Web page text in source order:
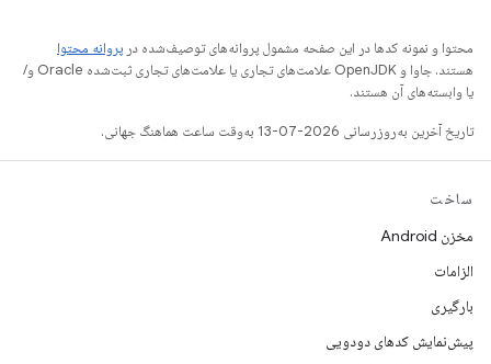
محتوا و نمونه کدها در این صفحه مشمول پروانه‌های توصیف‌شده در پروانه محتوا
هستند. جاوا و OpenJDK علامت‌های تجاری یا علامت‌های تجاری ثبت‌شده Oracle و/
یا وابسته‌های آن هستند.
تاریخ آخرین به‌روزرسانی 2026-07-13 به‌وقت ساعت هماهنگ جهانی.
ساخت
مخزن Android
الزامات
بارگیری
پیش‌نمایش کدهای دودویی